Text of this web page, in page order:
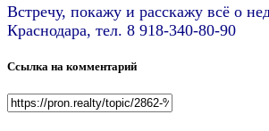
Встречу, покажу и расскажу всё о
Краснодара, тел. 8 918-340-80-90
Ссылка на комментарий